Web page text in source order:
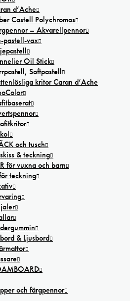
d’Ache
Castell Polychromos
– Akvarellpennor
pastell-vax
Oil Stick
Softpastell
kritor Caran d’Ache
och tusch
& teckning
för vuxna och barn
teckning
& Ljusbord
och färgpennor